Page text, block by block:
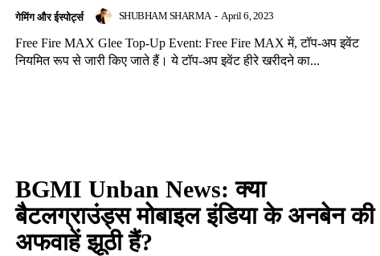
गेमिंग और ईस्पोर्ट्स SHUBHAM SHARMA - April 6, 2023
Free Fire MAX Glee Top-Up Event: Free Fire MAX में, टॉप-अप इवेंट
नियमित रूप से जारी किए जाते हैं। ये टॉप-अप इवेंट हीरे खरीदने का...
BGMI Unban News: क्या
बैटलग्राउंड्स मोबाइल इंडिया के अनबेन की
अफवाहें झूठी हैं?